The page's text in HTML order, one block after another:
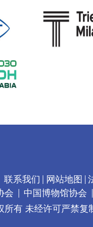
联系我们 网站地图
会
中国博物馆协会
所有 未经许可严禁复